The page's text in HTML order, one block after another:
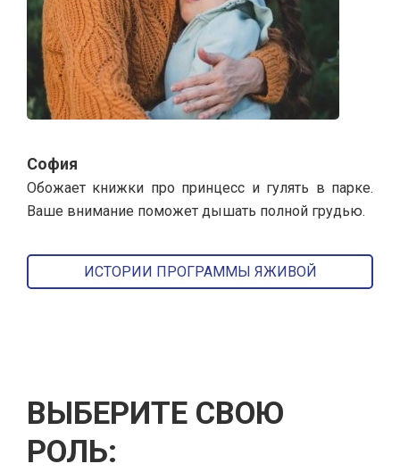
София
Обожает книжки про принцесс и гулять в парке.
Ваше внимание поможет дышать полной грудью.
ИСТОРИИ ПРОГРАММЫ ЯЖИВОЙ
ВЫБЕРИТЕ СВОЮ
РОЛЬ: